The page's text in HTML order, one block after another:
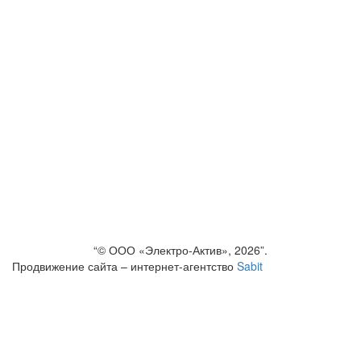
“© ООО «Электро-Актив», 2026”.
Продвижение сайта – интернет-агентство Sabit